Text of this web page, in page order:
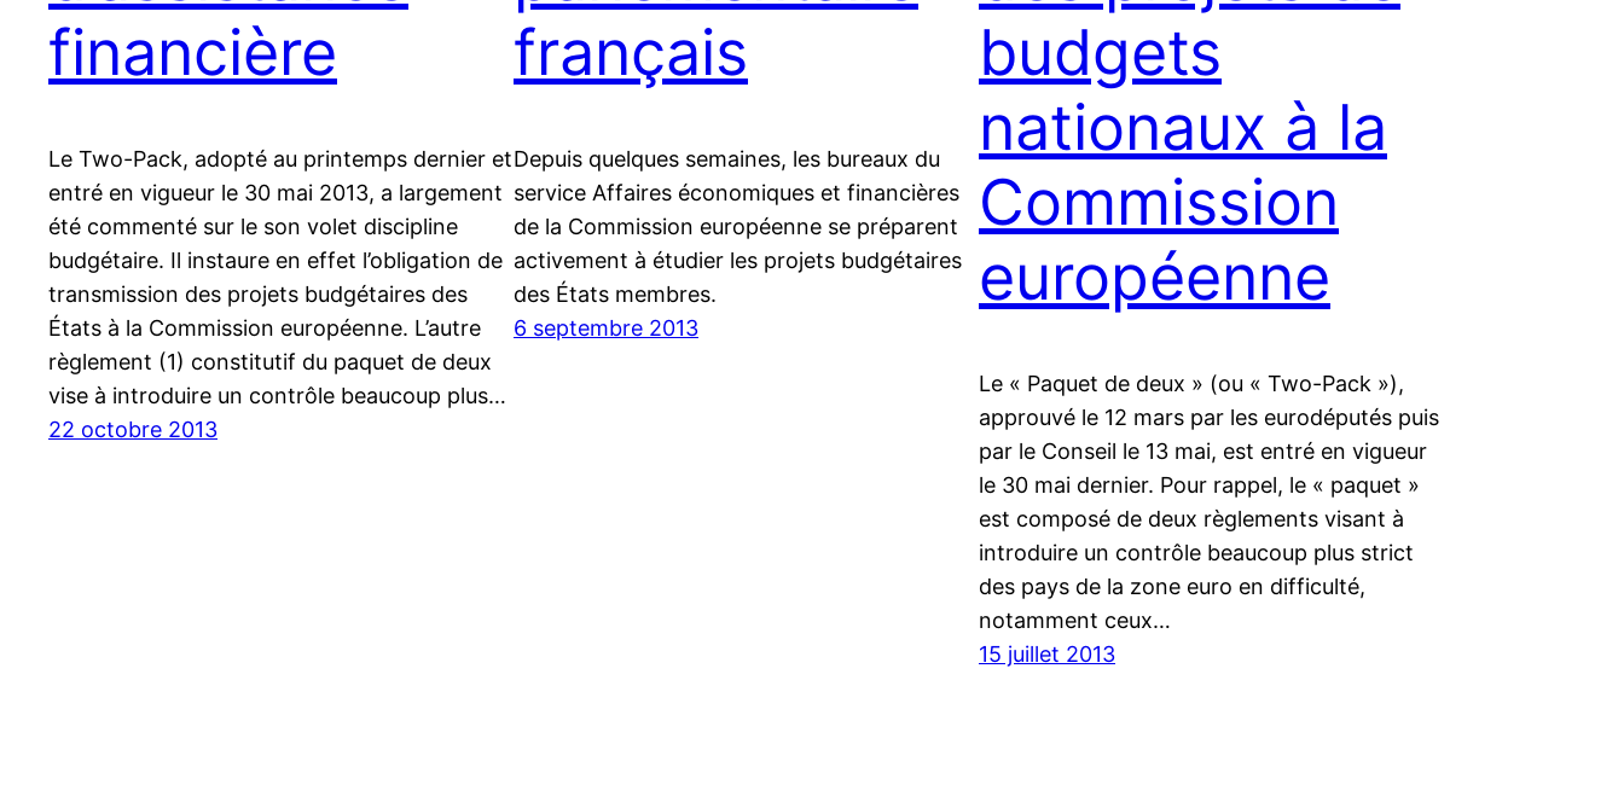
financière
Le Two-Pack, adopté au printemps dernier et
entré en vigueur le 30 mai 2013, a largement
été commenté sur le son volet discipline
budgétaire. Il instaure en effet l’obligation de
transmission des projets budgétaires des
États à la Commission européenne. L’autre
règlement (1) constitutif du paquet de deux
vise à introduire un contrôle beaucoup plus…
22 octobre 2013
français
Depuis quelques semaines, les bureaux du
service Affaires économiques et financières
de la Commission européenne se préparent
activement à étudier les projets budgétaires
des États membres.
6 septembre 2013
budgets
nationaux à la
Commission
européenne
Le « Paquet de deux » (ou « Two-Pack »),
approuvé le 12 mars par les eurodéputés puis
par le Conseil le 13 mai, est entré en vigueur
le 30 mai dernier. Pour rappel, le « paquet »
est composé de deux règlements visant à
introduire un contrôle beaucoup plus strict
des pays de la zone euro en difficulté,
notamment ceux…
15 juillet 2013